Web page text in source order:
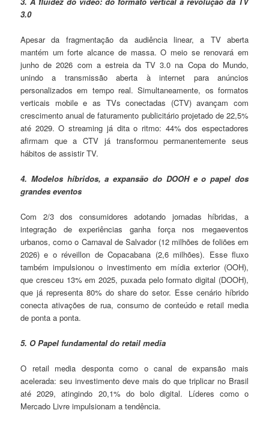
3.0
Apesar da fragmentação da audiência linear, a TV aberta
mantém um forte alcance de massa. O meio se renovará em
junho de 2026 com a estreia da TV 3.0 na Copa do Mundo,
unindo a transmissão aberta à internet para anúncios
personalizados em tempo real. Simultaneamente, os formatos
verticais mobile e as TVs conectadas (CTV) avançam com
crescimento anual de faturamento publicitário projetado de 22,5%
até 2029. O streaming já dita o ritmo: 44% dos espectadores
afirmam que a CTV já transformou permanentemente seus
hábitos de assistir TV.
4. Modelos híbridos, a expansão do DOOH e o papel dos
grandes eventos
Com 2/3 dos consumidores adotando jornadas híbridas, a
integração de experiências ganha força nos megaeventos
urbanos, como o Carnaval de Salvador (12 milhões de foliões em
2026) e o réveillon de Copacabana (2,6 milhões). Esse fluxo
também impulsionou o investimento em mídia exterior (OOH),
que cresceu 13% em 2025, puxada pelo formato digital (DOOH),
que já representa 80% do share do setor. Esse cenário híbrido
conecta ativações de rua, consumo de conteúdo e retail media
de ponta a ponta.
5. O Papel fundamental do retail media
O retail media desponta como o canal de expansão mais
acelerada: seu investimento deve mais do que triplicar no Brasil
até 2029, atingindo 20,1% do bolo digital. Líderes como o
Mercado Livre impulsionam a tendência.